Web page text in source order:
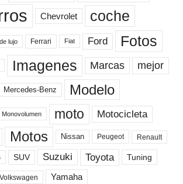
Chevrolet coche
de lujo Ferrari Fiat Ford Fotos
Imagenes Marcas mejor
Mercedes-Benz Modelo
Monovolumen moto Motocicleta
Motos Nissan Peugeot Renault
SUV Suzuki Toyota Tuning
Volkswagen Yamaha